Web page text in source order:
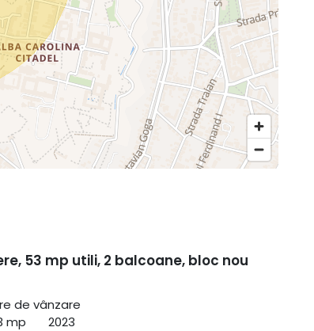
53 mp utili, 2 balcoane, bloc nou
de vânzare
mp 2023